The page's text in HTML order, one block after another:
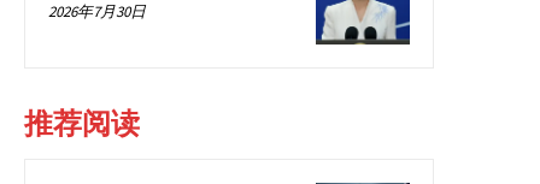
2026年7月30日
推荐阅读